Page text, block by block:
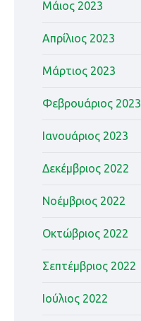
Μάιος 2023
Απρίλιος 2023
Μάρτιος 2023
Φεβρουάριος 2023
Ιανουάριος 2023
Δεκέμβριος 2022
Νοέμβριος 2022
Οκτώβριος 2022
Σεπτέμβριος 2022
Ιούλιος 2022